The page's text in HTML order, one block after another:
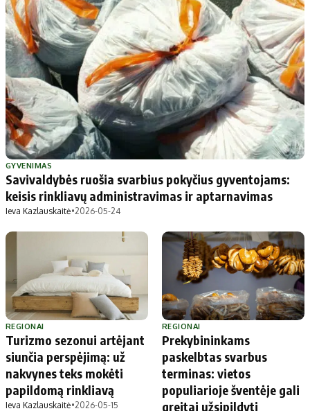
GYVENIMAS
Savivaldybės ruošia svarbius pokyčius gyventojams:
keisis rinkliavų administravimas ir aptarnavimas
Ieva Kazlauskaitė•2026-05-24
REGIONAI
Turizmo sezonui artėjant
siunčia perspėjimą: už
nakvynes teks mokėti
papildomą rinkliavą
Ieva Kazlauskaitė•2026-05-15
REGIONAI
Prekybininkams
paskelbtas svarbus
terminas: vietos
populiarioje šventėje gali
greitai užsipildyti